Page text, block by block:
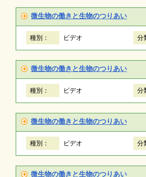
微生物の働きと生物のつりあい
種別： ビデオ 分
微生物の働きと生物のつりあい
種別： ビデオ 分
微生物の働きと生物のつりあい
種別： ビデオ 分
微生物の働きと生物のつりあい